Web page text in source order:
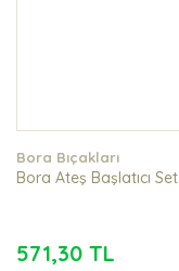
Bora Bıçakları
Bora Ateş Başlatıcı Set
571,30 TL